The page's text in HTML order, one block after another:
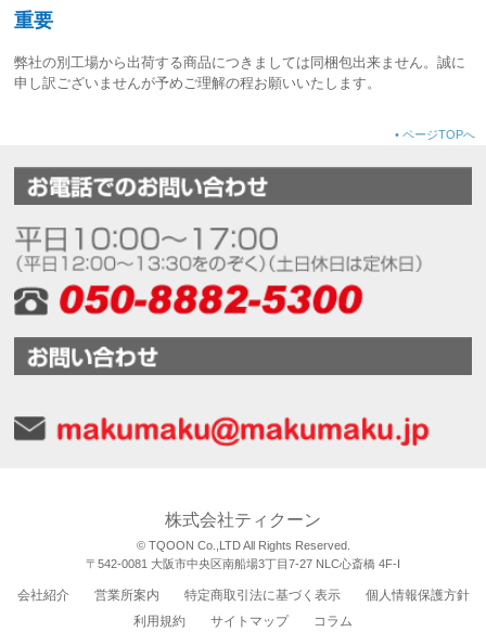
重要
弊社の別工場から出荷する商品につきましては同梱包出来ません。誠に
申し訳ございませんが予めご理解の程お願いいたします。
• ページTOPへ
株式会社ティクーン
© TQOON Co.,LTD All Rights Reserved.
〒542-0081 大阪市中央区南船場3丁目7-27 NLC心斎橋 4F-I
会社紹介 営業所案内 特定商取引法に基づく表示
個人情報保護方針
利用規約
サイトマップ コラム